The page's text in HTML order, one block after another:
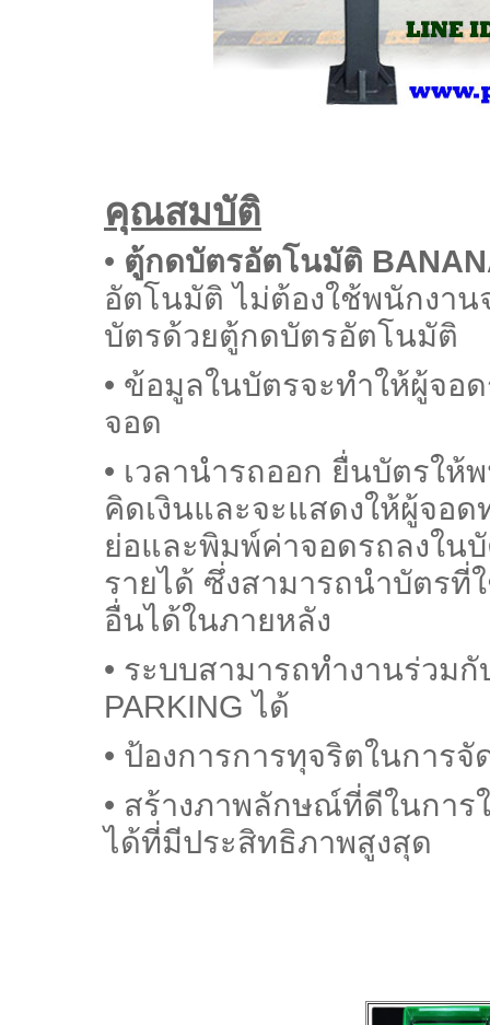
คุณสมบัติ
• ตู้กดบัตรอัตโนมัติ
อัตโนมัติ ไม่ต้องใช้พนักงาน
บัตรด้วยตู้กดบัตรอัตโนมัติ
• ข้อมูลในบัตรจะทำให้ผู้จอ
จอด
• เวลานำรถออก ยื่นบัตรใ
คิดเงินและจะแสดงให้ผู้จอ
ย่อและพิมพ์ค่าจอดรถลงใน
รายได้ ซึ่งสามารถนำบัตรที่
อื่นได้ในภายหลัง
• ระบบสามารถทำงานร่วม
PARKING ได้
• ป้องการการทุจริตในการจั
• สร้างภาพลักษณ์ที่ดีในการ
ได้ที่มีประสิทธิภาพสูงสุด